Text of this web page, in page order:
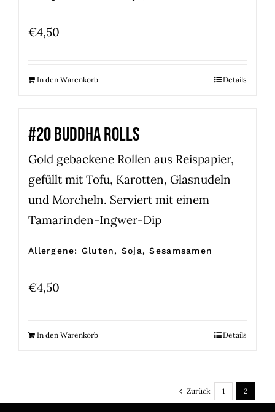
€4,50
In den Warenkorb Details
#20 BUDDHA ROLLS
Gold gebackene Rollen aus Reispapier,
gefüllt mit Tofu, Karotten, Glasnudeln
und Morcheln. Serviert mit einem
Tamarinden-Ingwer-Dip
Allergene: Gluten, Soja, Sesamsamen
€4,50
In den Warenkorb Details
Zurück 1 2